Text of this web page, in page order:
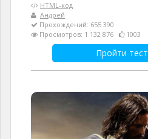
HTML-код
Андрей
Прохождений: 655 390
Просмотров: 1 132 876
1003
Пройти тест